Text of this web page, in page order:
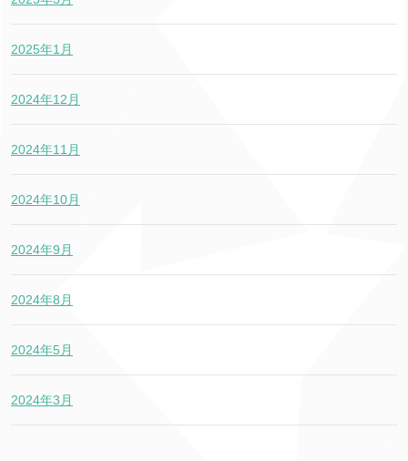
2025年1月
2024年12月
2024年11月
2024年10月
2024年9月
2024年8月
2024年5月
2024年3月